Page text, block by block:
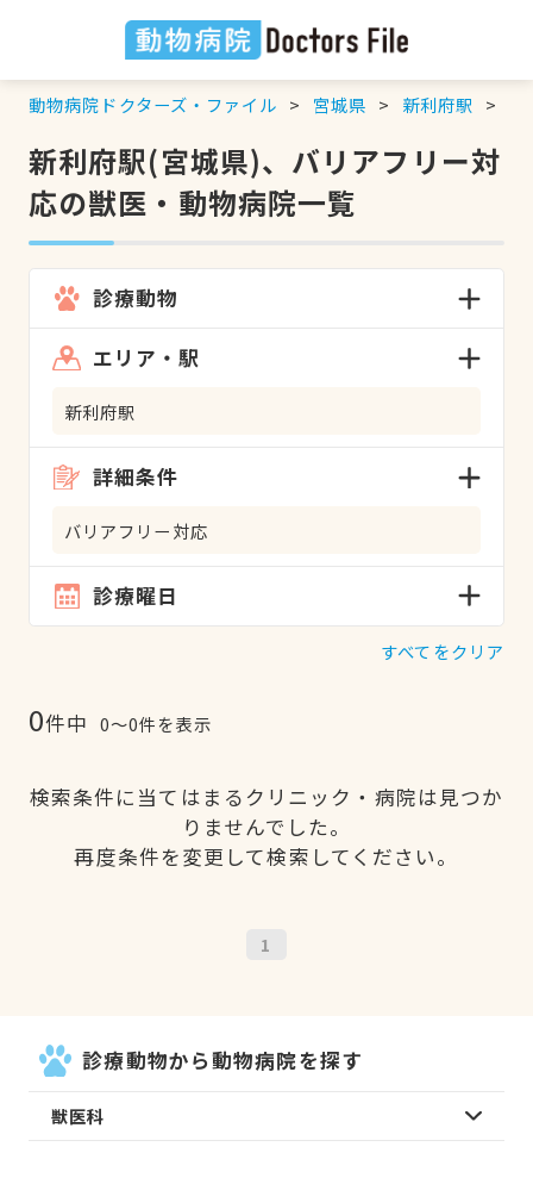
動物病院ドクターズ・ファイル 宮城県 新利府駅
新利府駅(宮城県)、バリアフリー対
応の獣医・動物病院一覧
診療動物
エリア・駅
新利府駅
詳細条件
バリアフリー対応
診療曜日
すべてをクリア
0件中 0〜0件を表示
検索条件に当てはまるクリニック・病院は見つか
りませんでした。
再度条件を変更して検索してください。
1
診療動物から動物病院を探す
獣医科